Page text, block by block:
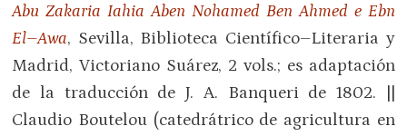
Abu Zakaria Iahia Aben Nohamed Ben Ahmed e Ebn
El–Awa, Sevilla, Biblioteca Científico–Literaria y
Madrid, Victoriano Suárez, 2 vols.; es adaptación
de la traducción de J. A. Banqueri de 1802. ||
Claudio Boutelou (catedrátrico de agricultura en